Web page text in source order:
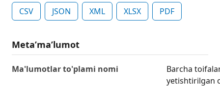
CSV JSON XML XLSX PDF
Metaʼmaʼlumot
Ma'lumotlar to'plami nomi
Barcha
yetishtirilgan